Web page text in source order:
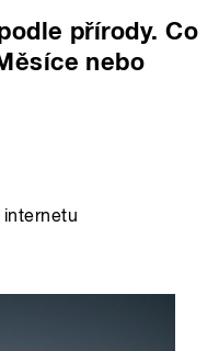
přírody. Co
nebo
internetu